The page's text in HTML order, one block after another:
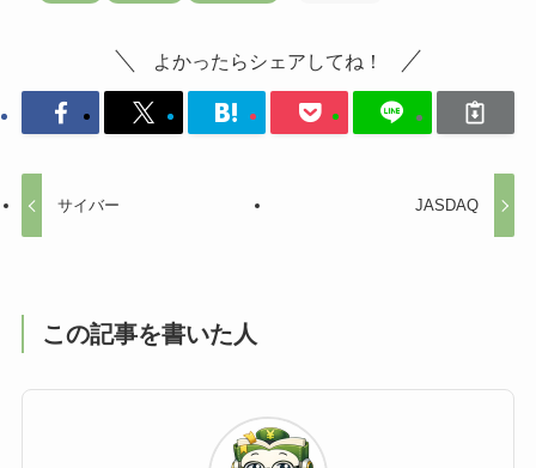
よかったらシェアしてね！
サイバー JASDAQ
この記事を書いた人